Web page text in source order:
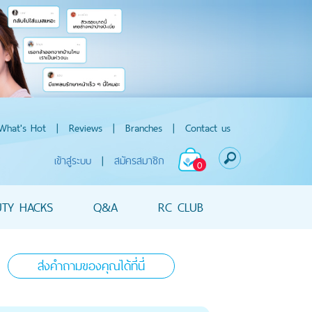
Hot | Reviews | Branches | Contact us
0
เข้าสู่ระบบ | สมัครสมาชิก
HACKS Q&A RC CLUB
ส่งคำถามของคุณได้ที่นี่